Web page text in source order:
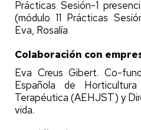
Prácticas Sesión-1
(módulo 11 Prácticas
Eva, Rosalía
Colaboración con
Eva Creus Gibert. Co-
Española de
Terapéutica (AEHJST) y
vida.